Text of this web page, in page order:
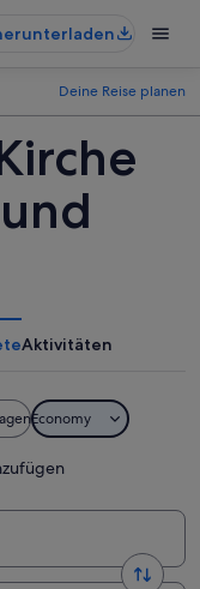
Deine Reise planen
Aktivitäten
Economy